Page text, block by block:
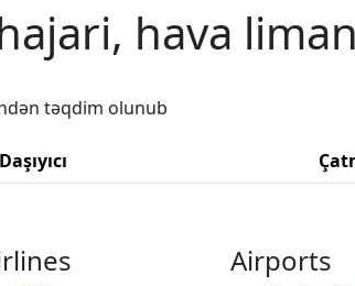
hava
təqdim olunub
Daşıyıcı
Airports